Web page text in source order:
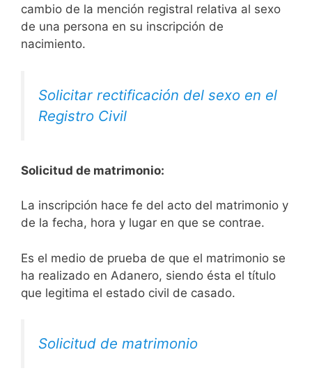
cambio de la mención registral relativa al sexo
de una persona en su inscripción de
nacimiento.
Solicitar rectificación del sexo en el
Registro Civil
Solicitud de matrimonio:
La inscripción hace fe del acto del matrimonio y
de la fecha, hora y lugar en que se contrae.
Es el medio de prueba de que el matrimonio se
ha realizado en Adanero, siendo ésta el título
que legitima el estado civil de casado.
Solicitud de matrimonio